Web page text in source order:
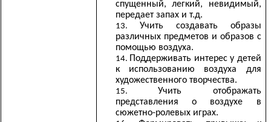
спущенный, легкий, невидимый,
передает запах и т.д.
Учить создавать образы
различных предметов и образов с
помощью воздуха.
Поддерживать интерес у детей
к использованию воздуха для
художественного творчества.
Учить отображать
представления о воздухе в
сюжетно-ролевых играх.